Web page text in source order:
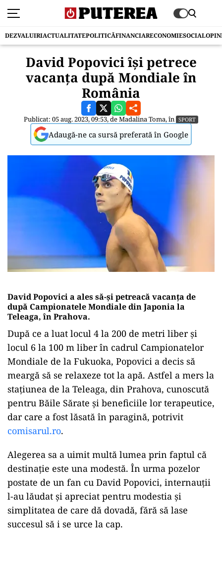
DEZVALUIRIACTUALITATEPOLITICĂFINANCIARECONOMIESOCIAL
David Popovici își petrece
vacanța după Mondiale în
România
Publicat: 05 aug. 2023, 09:53, deMadalina Toma, în SPORT
Adaugă-ne ca sursă preferată în Google
David Popovici a ales să-și petreacă vacanța de
după Campionatele Mondiale din Japonia la
Teleaga, în Prahova.
După ce a luat locul 4 la 200 de metri liber și
locul 6 la 100 m liber în cadrul Campionatelor
Mondiale de la Fukuoka, Popovici a decis să
meargă să se relaxeze tot la apă. Astfel a mers la
stațiunea de la Teleaga, din Prahova, cunoscută
pentru Băile Sărate și beneficiile lor terapeutice,
dar care a fost lăsată în paragină, potrivit
comisarul.ro.
Alegerea sa a uimit multă lumea prin faptul că
destinație este una modestă. În urma pozelor
postate de un fan cu David Popovici, internauții
l-au lăudat și apreciat pentru modestia și
simplitatea de care dă dovadă, fără să lase
succesul să i se urce la cap.